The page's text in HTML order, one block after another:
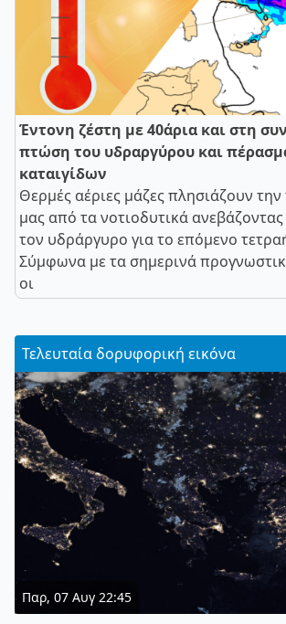
Έντονη ζέστη με 40άρια και στη
πτώση του υδραργύρου και
καταιγίδων
Θερμές αέριες μάζες πλησιάζουν
μας από τα νοτιοδυτικά
τον υδράργυρο για το επόμενο
Σύμφωνα με τα σημερινά
οι
Τελευταία δορυφορική εικόνα
Παρ, 07 Αυγ 22:45